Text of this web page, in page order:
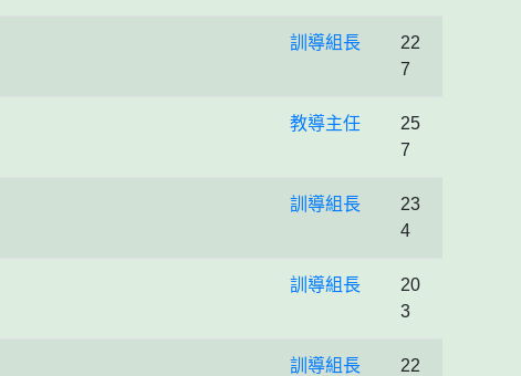
訓導組長
22
7
教導主任
25
7
訓導組長
23
4
訓導組長
20
3
訓導組長
22